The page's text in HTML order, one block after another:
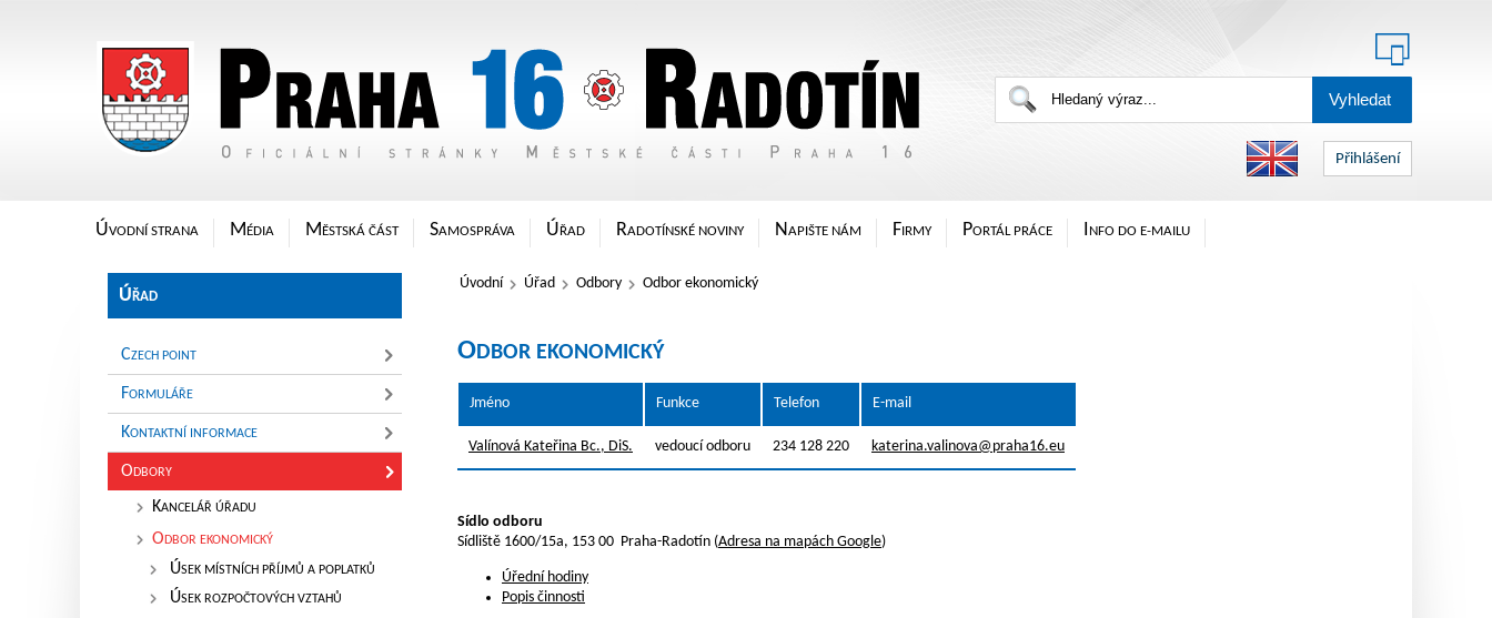
ÚVODNÍ STRANA M ÉDIA M ĚSTSKÁ ČÁST SAMOSPRÁVA ÚŘAD RADOTÍNSKÉ NOVINY N APIŠTE NÁM FIRMY PORTÁL PRÁCE NFO DO E-MAILU
Přihlášení
Úvodní Úřad Odbory Odbor ekonomický
Ú ŘAD
CZECH POINT
FORMULÁŘE
KONTAKTNÍ INFORMACE
O DBORY
KANCELÁŘ ÚŘADU
O DBOR EKONOMICKÝ
ÚSEK MÍSTNÍCH PŘÍJMŮ A POPLATKŮ
ÚSEK ROZPOČTOVÝCH VZTAHŮ
ODBOR EKONOMICKÝ
Jméno Funkce Telefon E-mail
Valínová Kateřina Bc., DiS. vedoucí odboru 234 128 220 katerina.valinova@praha16.eu
Sídlo odboru
Sídliště 1600/15a, 153 00 Praha-Radotín (Adresa na mapách Google)
Úřední hodiny
Popis činnosti